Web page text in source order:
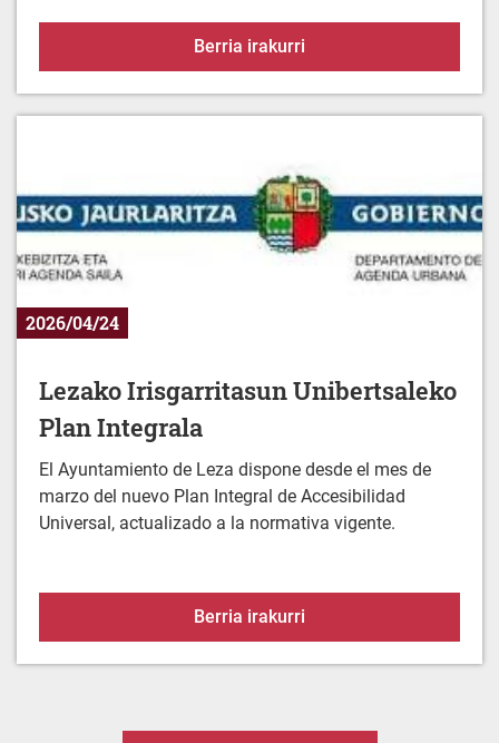
Berria irakurri
2026/04/24
Lezako Irisgarritasun Unibertsaleko
Plan Integrala
El Ayuntamiento de Leza dispone desde el mes de
marzo del nuevo Plan Integral de Accesibilidad
Universal, actualizado a la normativa vigente.
Berria irakurri